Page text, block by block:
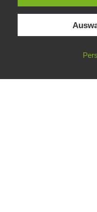
Impressum
Gesellschaft für